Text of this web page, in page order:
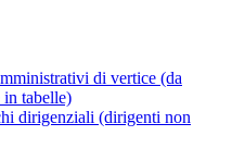
di vertice (da
in tabelle)
dirigenziali (dirigenti non